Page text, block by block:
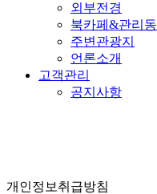
외부전경
북카페&관리동
주변관광지
언론소개
고객관리
공지사항
개인정보취급방침